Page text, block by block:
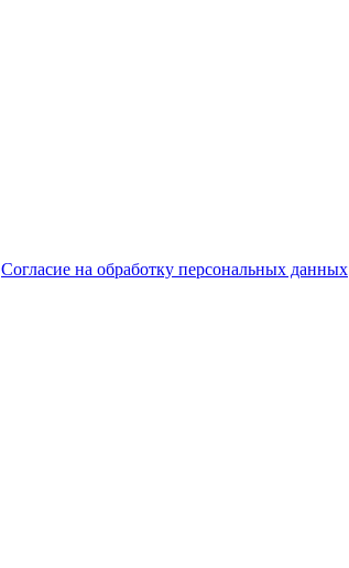
Согласие на обработку персональных данных